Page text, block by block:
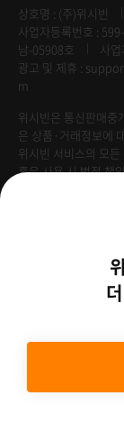
상호명 : (주)위시빈
사업자등록번호 :
남-05908호
사
광고 및 제휴 :
m
위시빈은 통신판매중
은 상품·거래정보에
위시빈 서비스의 모
혹은 사용 시 법적 책
Venture Enterprise